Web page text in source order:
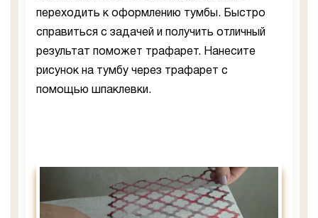
переходить к оформлению тумбы. Быстро
справиться с задачей и получить отличный
результат поможет трафарет. Нанесите
рисунок на тумбу через трафарет с
помощью шпаклевки.